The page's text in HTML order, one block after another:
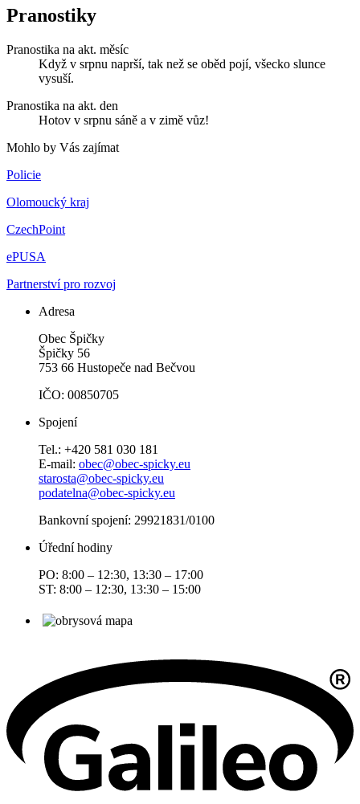
Pranostiky
Pranostika na akt. měsíc
Když v srpnu naprší, tak než se oběd pojí, všecko slunce
vysuší.
Pranostika na akt. den
Hotov v srpnu sáně a v zimě vůz!
Mohlo by Vás zajímat
Policie
Olomoucký kraj
CzechPoint
ePUSA
Partnerství pro rozvoj
Adresa
Obec Špičky
Špičky 56
753 66 Hustopeče nad Bečvou
IČO: 00850705
Spojení
Tel.: +420 581 030 181
E-mail: obec@obec-spicky.eu
starosta@obec-spicky.eu
podatelna@obec-spicky.eu
Bankovní spojení: 29921831/0100
Úřední hodiny
PO: 8:00 – 12:30, 13:30 – 17:00
ST: 8:00 – 12:30, 13:30 – 15:00